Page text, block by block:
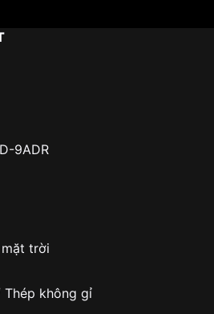
9ADR
trời
Thép không gỉ